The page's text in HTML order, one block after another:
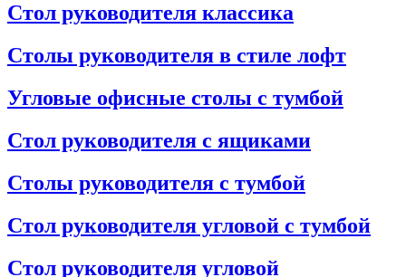
Стол руководителя классика
Столы руководителя в стиле лофт
Угловые офисные столы с тумбой
Стол руководителя с ящиками
Столы руководителя с тумбой
Стол руководителя угловой с тумбой
Стол руководителя угловой